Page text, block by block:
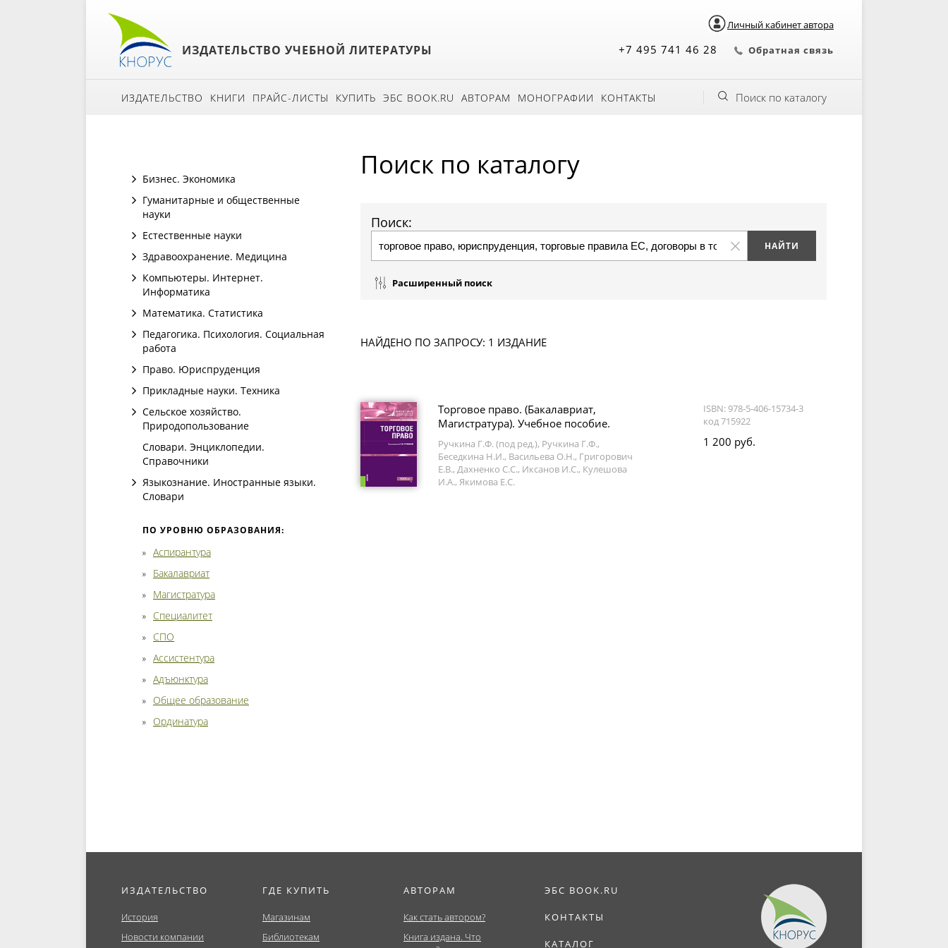
Личный кабинет автора
ИЗДАТЕЛЬСТВО УЧЕБНОЙ ЛИТЕРАТУРЫ +7 495 741 46 28 Обратная связь
ИЗДАТЕЛЬСТВО КНИГИ ПРАЙС-ЛИСТЫ КУПИТЬ ЭБС BOOK.RU АВТОРАМ МОНОГРАФИИ КОНТАКТЫ Поиск по каталогу
Бизнес. Экономика
Гуманитарные и общественные
науки
Естественные науки
Здравоохранение. Медицина
Компьютеры. Интернет.
Информатика
Математика. Статистика
Педагогика. Психология. Социальная
работа
Право. Юриспруденция
Прикладные науки. Техника
Сельское хозяйство.
Природопользование
Словари. Энциклопедии.
Справочники
Языкознание. Иностранные языки.
Словари
ПО УРОВНЮ ОБРАЗОВАНИЯ:
Аспирантура
Бакалавриат
Магистратура
Специалитет
СПО
Ассистентура
Адъюнктура
Общее образование
Ординатура
Поиск по каталогу
Поиск:
Расширенный поиск
НАЙДЕНО ПО ЗАПРОСУ: 1 ИЗДАНИЕ
Торговое право. (Бакалавриат,
Магистратура). Учебное пособие.
Ручкина Г.Ф. (под ред.), Ручкина Г.Ф.,
Беседкина Н.И., Васильева О.Н., Григорович
Е.В., Дахненко С.С., Иксанов И.С., Кулешова
И.А., Якимова Е.С.
ISBN: 978-5-406-15734-3
код 715922
1 200 руб.
ИЗДАТЕЛЬСТВО
История
Новости компании
ГДЕ КУПИТЬ
Магазинам
Библиотекам
АВТОРАМ
Как стать автором?
Книга издана. Что
ЭБС BOOK.RU
КОНТАКТЫ
КАТАЛОГ